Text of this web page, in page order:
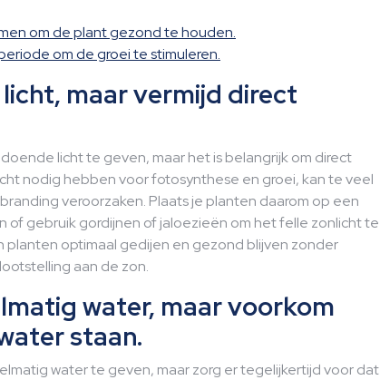
om de plant gezond te houden.
om de groei te stimuleren.
maar vermijd direct
licht te geven, maar het is belangrijk om direct
nodig hebben voor fotosynthese en groei, kan te veel
veroorzaken. Plaats je planten daarom op een
of gebruik gordijnen of jaloezieën om het felle zonlicht te
planten optimaal gedijen en gezond blijven zonder
aan de zon.
water, maar voorkom
staan.
water te geven, maar zorg er tegelijkertijd voor dat